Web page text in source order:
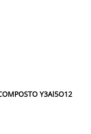
Y3Al5O12